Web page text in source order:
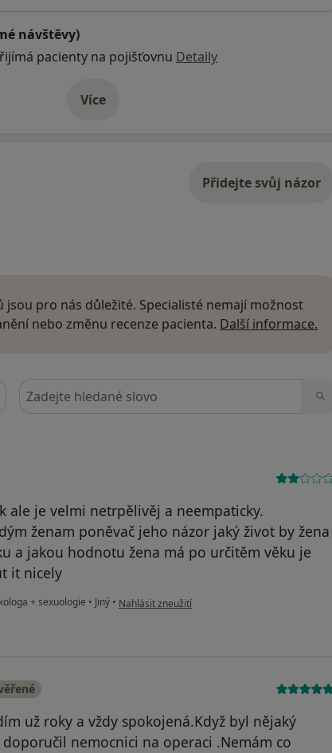
návštěvy)
pacienty na pojišťovnu Detaily
Víceo adrese
Přidejte svůj názor
jsou pro nás důležité. Specialisté nemají možnost
nebo změnu recenze pacienta. Další informace.
Hledejte v názorech
ale je velmi netrpělivěj a neempaticky.
ženam poněvač jeho názor jaký život by žena
a jakou hodnotu žena má po určitěm věku je
it nicely
+ sexuologie • Jiný • podle názoru uživatele T.F.
Nahlásit zneužití
už roky a vždy spokojená.Když byl nějaký
nemocnici na operaci .Nemám co